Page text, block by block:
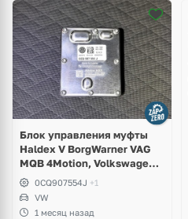
Блок управления муфты
Haldex V BorgWarner VAG
MQB 4Motion, Volkswagen
Tiguan
0CQ907554J +1
VW
1 месяц назад
2 фото